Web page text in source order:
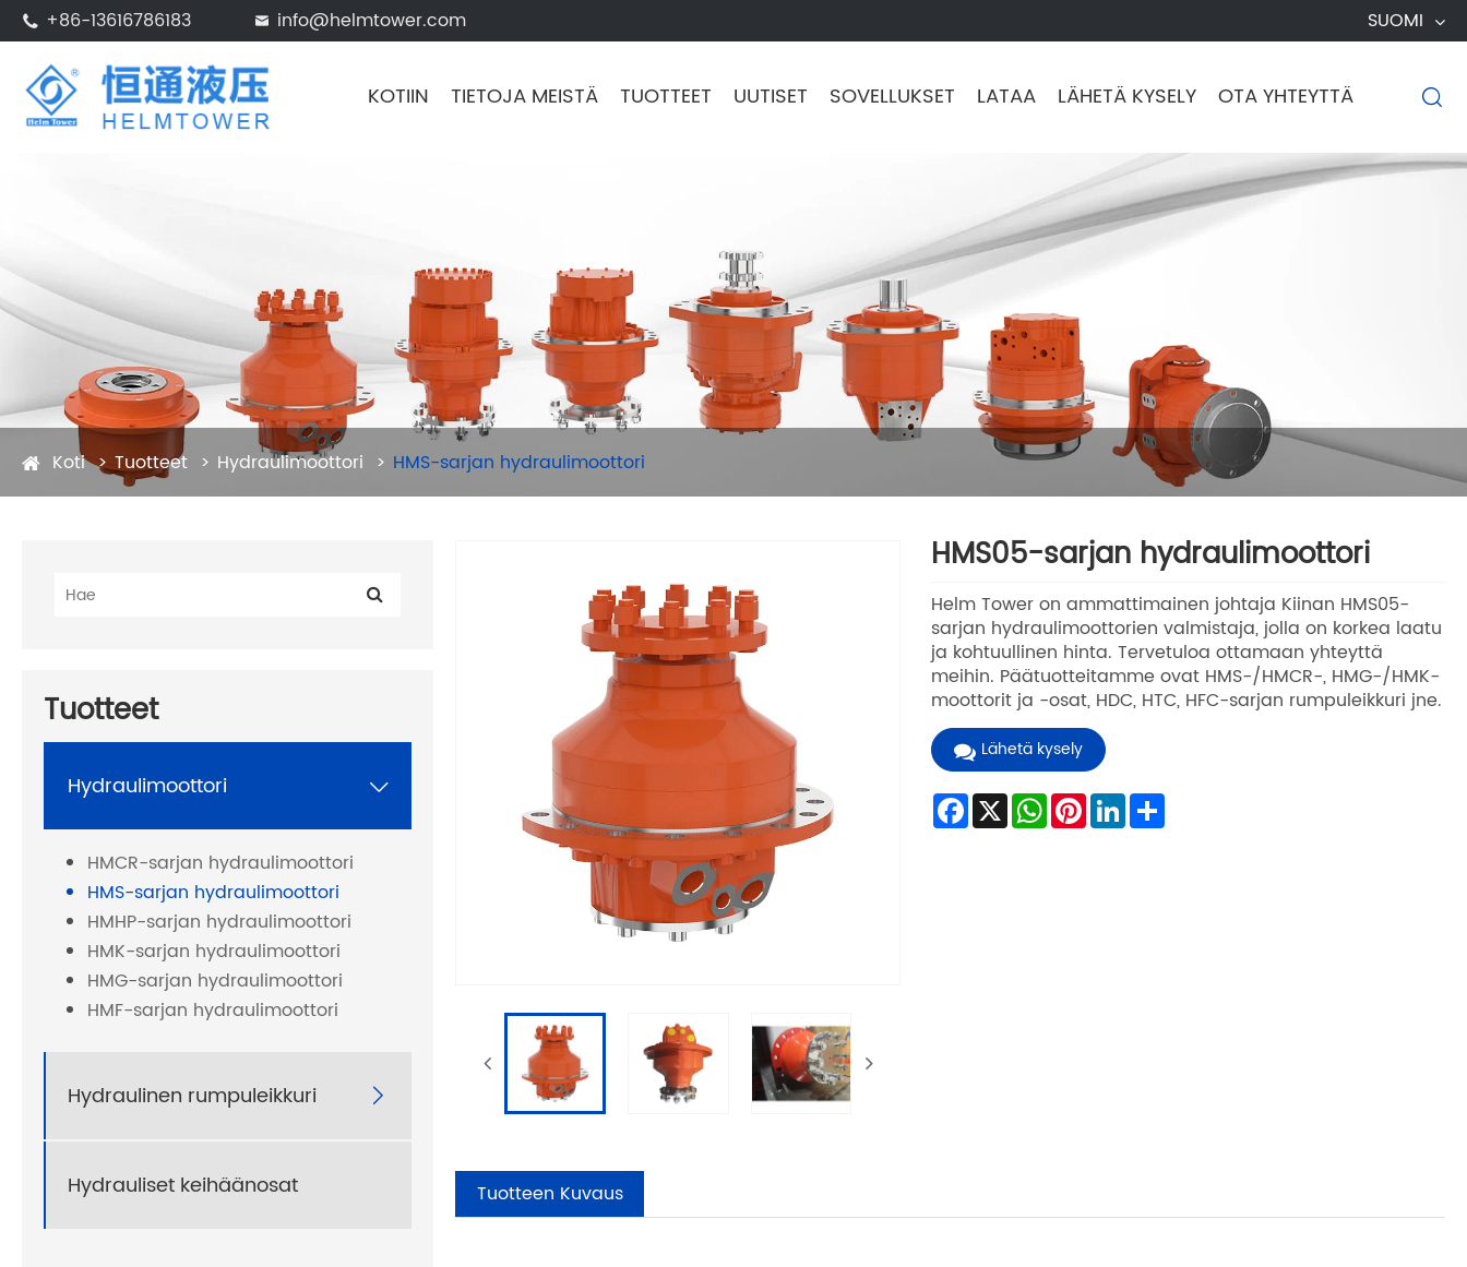
 +86-13616786183  info@helmtower.com SUOMI
KOTIIN TIETOJA MEISTÄ TUOTTEET UUTISET SOVELLUKSET LATAA LÄHETÄ KYSELY OTA YHTEYTTÄ 
Koti Tuotteet Hydraulimoottori HMS-sarjan hydraulimoottori
Tuotteet
Hydraulimoottori 
HMCR-sarjan hydraulimoottori
HMS-sarjan hydraulimoottori
HMHP-sarjan hydraulimoottori
HMK-sarjan hydraulimoottori
HMG-sarjan hydraulimoottori
HMF-sarjan hydraulimoottori
Hydraulinen rumpuleikkuri 
Hydrauliset keihäänosat
HMS05-sarjan hydraulimoottori
Helm Tower on ammattimainen johtaja Kiinan HMS05-
sarjan hydraulimoottorien valmistaja, jolla on korkea laatu
ja kohtuullinen hinta. Tervetuloa ottamaan yhteyttä
meihin. Päätuotteitamme ovat HMS-/HMCR-, HMG-/HMK-
moottorit ja -osat, HDC, HTC, HFC-sarjan rumpuleikkuri jne.
Lähetä kysely
Facebook
X WhatsApp
Pinterest
LinkedInShare
Tuotteen Kuvaus